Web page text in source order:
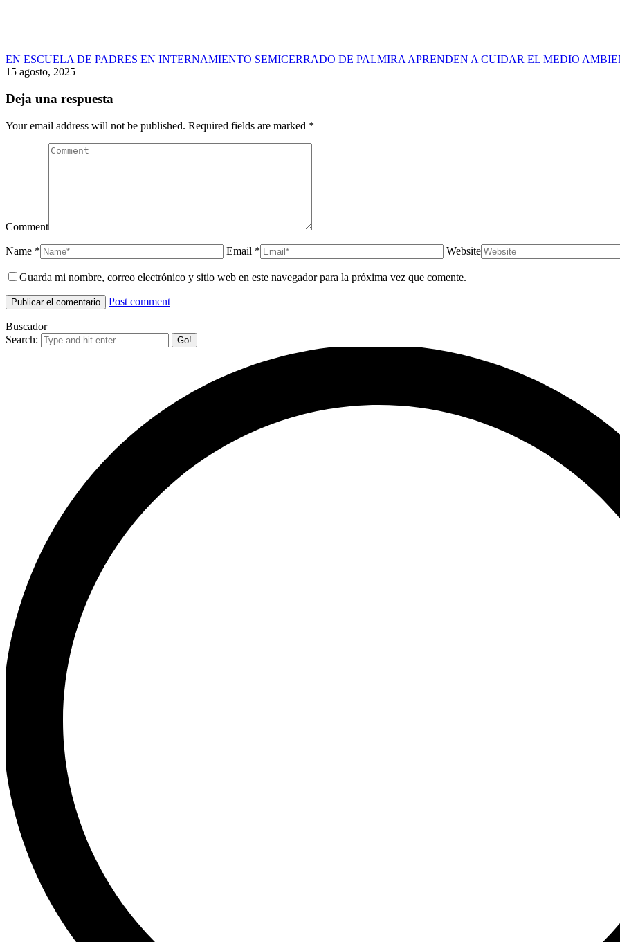
EN ESCUELA DE PADRES EN INTERNAMIENTO SEMICERRADO DE PALMIRA APRENDEN A CUIDAR EL MEDIO
15 agosto, 2025
Deja una respuesta
Your email address will not be published. Required fields are marked *
Comment
Name * Email * Website
Guarda mi nombre, correo electrónico y sitio web en este navegador para la próxima vez que comente.
Post comment
Buscador
Search: